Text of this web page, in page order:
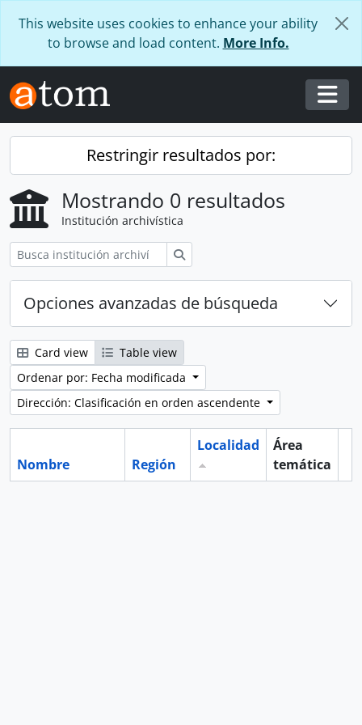
This website uses cookies to enhance your ability
to browse and load content. More Info.
Restringir resultados por:
Mostrando 0 resultados
Institución archivística
Opciones avanzadas de búsqueda
Card view
Table view
Ordenar por: Fecha modificada
Dirección: Clasificación en orden ascendente
Nombre Región
Localidad
Área
temática